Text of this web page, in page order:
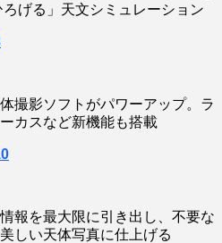
げる」天文シミュレーション
撮影ソフトがパワーアップ。ラ
カスなど新機能も搭載
報を最大限に引き出し、不要な
しい天体写真に仕上げる